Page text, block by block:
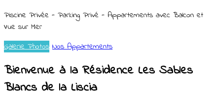
Piscine Privée - Parking Privé - Appartements avec Balcon et
Vue sur Mer
Galerie Photos Nos Appartements
Bienvenue à la Résidence Les Sables
Blancs de la Liscia